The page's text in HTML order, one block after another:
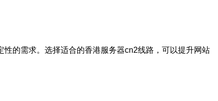
的需求。选择适合的香港服务器cn2线路，可以提升网站